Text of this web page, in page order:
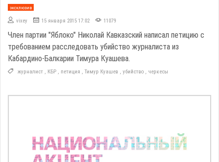
эксклюзив
vixey 15 января 2015 17:02 11079
Член партии "Яблоко" Николай Кавказский написал петицию с
требованием расследовать убийство журналиста из
Кабардино-Балкарии Тимура Куашева.
журналист , КБР , петиция , Тимур Куашев , убийство , черкесы